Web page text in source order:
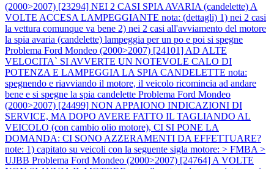
(2000>2007) [23294] NEI 2 CASI SPIA AVARIA (candelette) A
VOLTE ACCESA LAMPEGGIANTE nota: (dettagli) 1) nei 2 casi
la vettura comunque va bene 2) nei 2 casi all'avviamento del motore
la spia avaria (candelette) lampeggia per un po e poi si spegne
Problema Ford Mondeo (2000>2007) [24101] AD ALTE
VELOCITA` SI AVVERTE UN NOTEVOLE CALO DI
POTENZA E LAMPEGGIA LA SPIA CANDELETTE nota:
spegnendo e riavviando il motore, il veicolo ricomincia ad andare
bene e si spegne la spia candelette Problema Ford Mondeo
(2000>2007) [24499] NON APPAIONO INDICAZIONI DI
SERVICE, MA DOPO AVERE FATTO IL TAGLIANDO AL
VEICOLO (con cambio olio motore), CI SI PONE LA
DOMANDA: CI SONO AZZERAMENTI DA EFFETTUARE?
note: 1) capitato su veicoli con la seguente sigla motore: > FMBA >
UJBB Problema Ford Mondeo (2000>2007) [24764] A VOLTE